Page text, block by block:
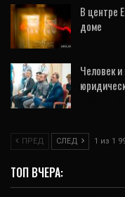
В центре
доме
Человек и
ПРЕД СЛЕД 1 из 1
ТОП ВЧЕРА: